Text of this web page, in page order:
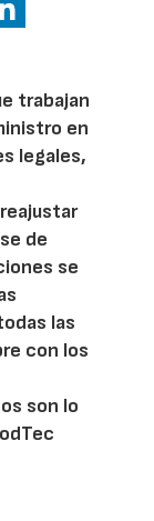
trabajan
en
legales,
de
se
las
con los
son lo